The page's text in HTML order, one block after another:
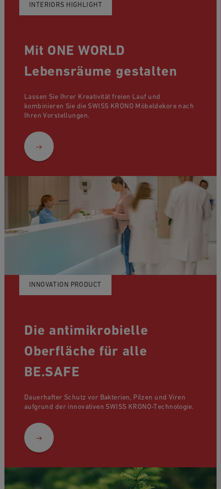
INTERIORS HIGHLIGHT
Mit ONE WORLD
Lebensräume gestalten
Lassen Sie Ihrer Kreativität freien Lauf und
kombinieren Sie die SWISS KRONO Möbeldekore nach
Ihren Vorstellungen.
INNOVATION PRODUCT
Die antimikrobielle
Oberfläche für alle
BE.SAFE
Dauerhafter Schutz vor Bakterien, Pilzen und Viren
aufgrund der innovativen SWISS KRONO-Technologie.